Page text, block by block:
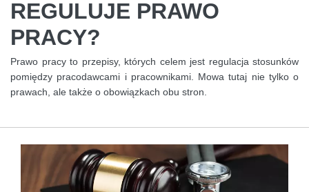
REGULUJE PRAWO
PRACY?
Prawo pracy to przepisy, których celem jest regulacja stosunków
pomiędzy pracodawcami i pracownikami. Mowa tutaj nie tylko o
prawach, ale także o obowiązkach obu stron.